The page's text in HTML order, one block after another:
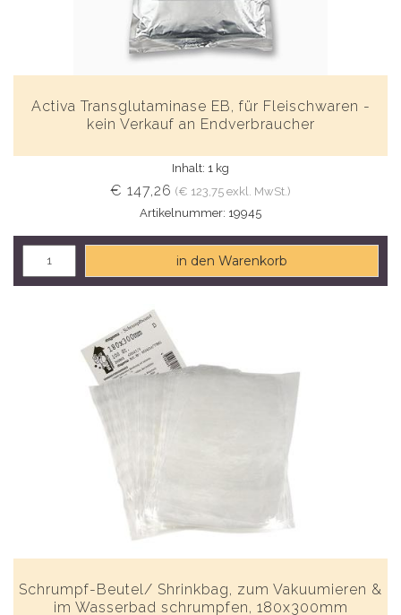
Activa Transglutaminase EB, für Fleischwaren -
kein Verkauf an Endverbraucher
Inhalt: 1 kg
€ 147,26 (€ 123,75 exkl. MwSt.)
Artikelnummer: 19945
in den Warenkorb
Schrumpf-Beutel/ Shrinkbag, zum Vakuumieren &
im Wasserbad schrumpfen, 180x300mm